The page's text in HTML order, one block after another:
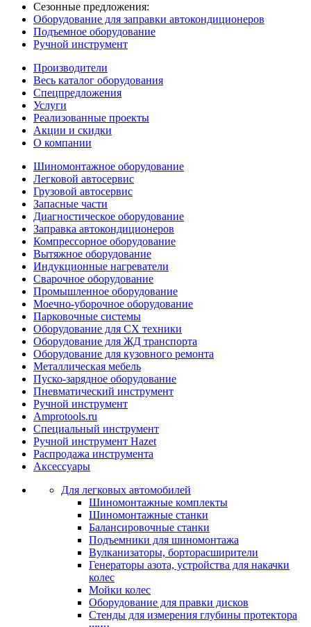
Сезонные предложения:
Оборудование для заправки автокондиционеров
Подъемное оборудование
Ручной инструмент
Производители
Весь каталог оборудования
Спецпредложения
Услуги
Реализованные проекты
Акции и скидки
О компании
Шиномонтажное оборудование
Легковой автосервис
Грузовой автосервис
Запасные части
Диагностическое оборудование
Заправка автокондиционеров
Компрессорное оборудование
Вытяжное оборудование
Индукционные нагреватели
Сварочное оборудование
Промышленное оборудование
Моечно-уборочное оборудование
Парковочные системы
Оборудование для СХ техники
Оборудование для ЖД транспорта
Оборудование для кузовного ремонта
Металлическая мебель
Пуско-зарядное оборудование
Пневматический инструмент
Ручной инструмент
Amprotools.ru
Специальный инструмент
Ручной инструмент Hazet
Распродажа инструмента
Аксессуары
Для легковых автомобилей
Шиномонтажные комплекты
Шиномонтажные станки
Балансировочные станки
Подъемники для шиномонтажа
Вулканизаторы, борторасширители
Генераторы азота, устройства для накачки
колес
Мойки колес
Оборудование для правки дисков
Стенды для измерения глубины протектора